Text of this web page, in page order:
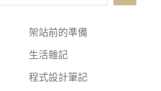
架站前的準備
生活雜記
程式設計筆記